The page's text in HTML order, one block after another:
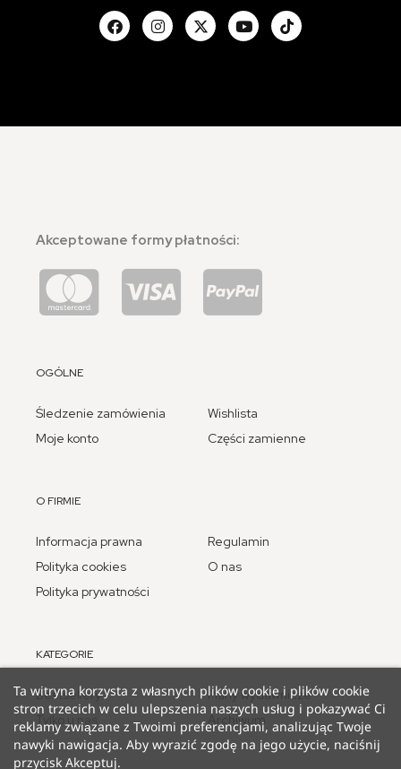
Akceptowane formy płatności:
OGÓLNE
Śledzenie zamówienia
Moje konto
Wishlista
Części zamienne
O FIRMIE
Informacja prawna
Polityka cookies
Polityka prywatności
Regulamin
O nas
KATEGORIE
Bestsellery
Tylko u nas
Plany wydawnicze
Archiwum
Ta witryna korzysta z własnych plików cookie i plików cookie
stron trzecich w celu ulepszenia naszych usług i pokazywać Ci
reklamy związane z Twoimi preferencjami, analizując Twoje
nawyki nawigacja. Aby wyrazić zgodę na jego użycie, naciśnij
przycisk Akceptuj.